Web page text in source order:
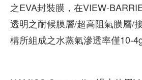
之EVA封裝膜，在VIEW-
透明之耐候膜層/超高阻氣膜層/
構所組成之水蒸氣滲透率僅10-